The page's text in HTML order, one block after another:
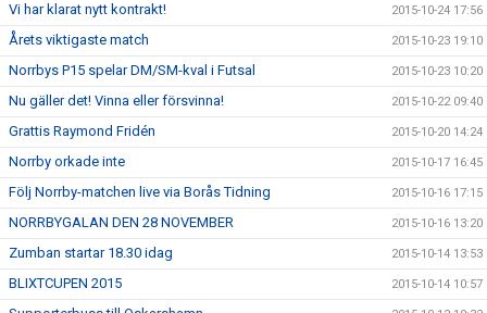
Vi har klarat nytt kontrakt! 2015-10-24 17:56
Årets viktigaste match 2015-10-23 19:10
Norrbys P15 spelar DM/SM-kval i Futsal 2015-10-23 10:20
Nu gäller det! Vinna eller försvinna! 2015-10-22 09:40
Grattis Raymond Fridén 2015-10-20 14:24
Norrby orkade inte 2015-10-17 16:45
Följ Norrby-matchen live via Borås Tidning 2015-10-16 17:15
NORRBYGALAN DEN 28 NOVEMBER 2015-10-16 13:20
Zumban startar 18.30 idag 2015-10-14 13:53
BLIXTCUPEN 2015 2015-10-14 10:57